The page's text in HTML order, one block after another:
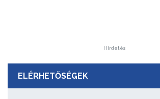
Hirdetés
ELÉRHETŐSÉGEK